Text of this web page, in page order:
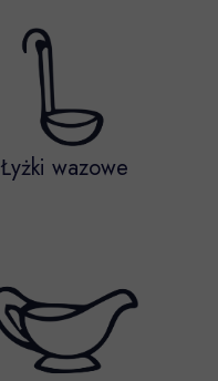
Łyżki wazowe